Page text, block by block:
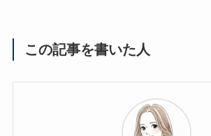
この記事を書いた人